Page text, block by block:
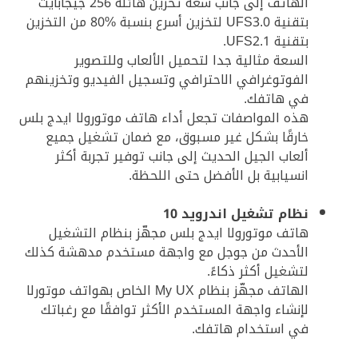
بتقنية UFS3.0 لتخزين أسرع بنسبة %80 من التخزين
بتقنية UFS2.1.
السعة مثالية جدا لتحميل الألعاب وللتصوير
الفوتوغرافي الاحترافي وتسجيل الفيديو وتخزينهم
في هاتفك.
هذه المواصفات تجعل أداء هاتف موتورولا ايدج بلس
خارقًا بشكل غير مسبوق، مع ضمان تشغيل جميع
ألعاب الجيل الحديث إلى جانب توفير تجربة أكثر
انسيابية بل الأفضل حتى اللحظة.
نظام تشغيل اندرويد 10
هاتف موتورولا ايدج بلس مجهّز بنظام التشغيل
الأحدث من جوجل مع واجهة مستخدم مدهشة كذلك
لتشغيل أكثر ذكاءً.
الهاتف مجهّز بنظام My UX الخاص بهواتف موتورلا
لإنشاء واجهة المستخدم الأكثر توافقًا مع رغباتك
في استخدام هاتفك.